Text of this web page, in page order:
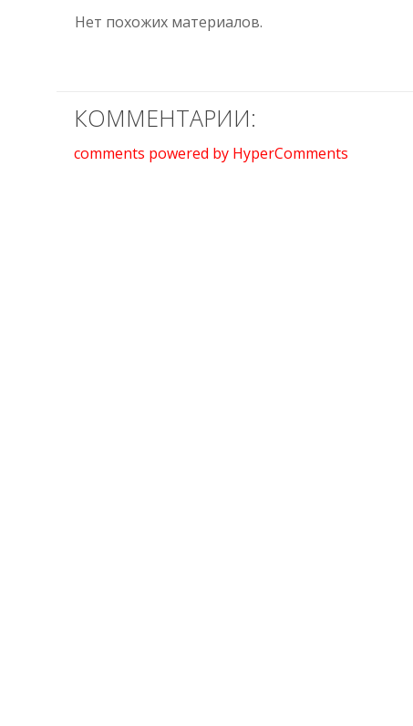
Нет похожих материалов.
КОММЕНТАРИИ:
comments powered by HyperComments